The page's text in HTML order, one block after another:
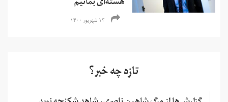
۱۳ شهریور ۱۴۰۰
تازه چه خبر؟